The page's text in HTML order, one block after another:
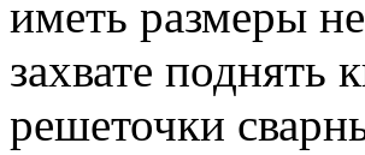
иметь размеры
захвате поднять
решеточки